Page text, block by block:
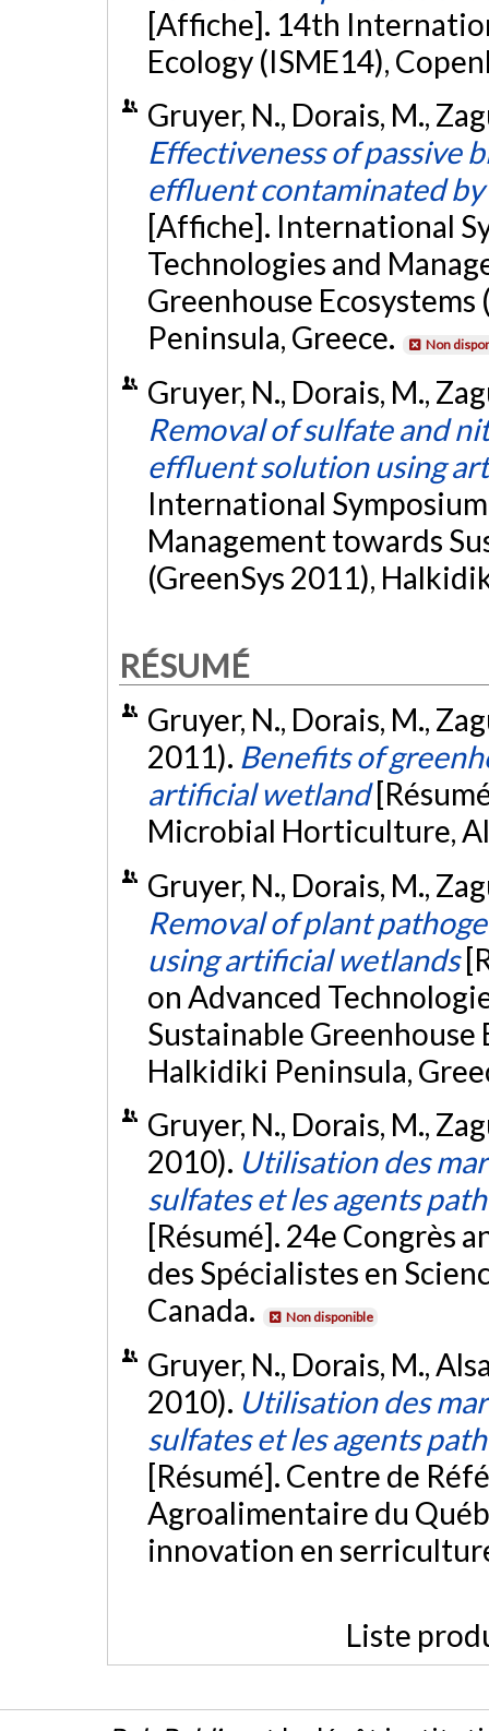
[Affiche]. 14th
Ecology (ISME14),
Gruyer, N., Dorais, M.,
Effectiveness of passive
effluent contaminated
[Affiche]. International
Technologies and
Greenhouse
Peninsula, Greece.
Non
Gruyer, N., Dorais, M.,
Removal of sulfate and
effluent solution using
International
Management towards
(GreenSys 2011),
RÉSUMÉ
Gruyer, N., Dorais, M.,
2011). Benefits of
artificial wetland
Microbial Horticulture,
Gruyer, N., Dorais, M.,
Removal of plant
using artificial wetlands
on Advanced
Sustainable Greenhouse
Halkidiki Peninsula,
Gruyer, N., Dorais, M.,
2010). Utilisation des
sulfates et les agents
[Résumé]. 24e Congrès
des Spécialistes en
Canada.
Non disponible
Gruyer, N., Dorais, M.,
2010). Utilisation des
sulfates et les agents
[Résumé]. Centre de
Agroalimentaire du
innovation en
Liste